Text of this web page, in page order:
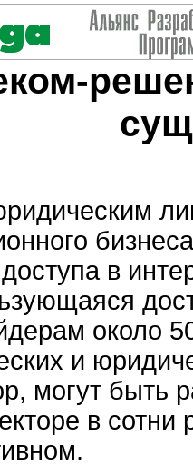
доступа в
около
и
могут быть
в сотни